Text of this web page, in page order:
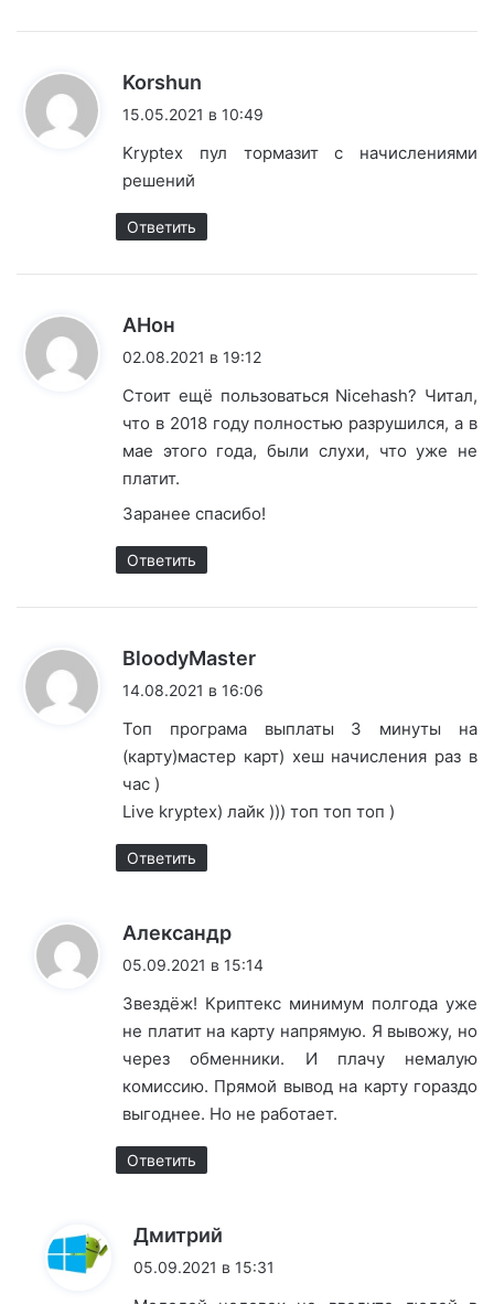
Korshun
15.05.2021 в 10:49
Kryptex пул тормазит с начислениями
решений
Ответить
АНон
02.08.2021 в 19:12
Стоит ещё пользоваться Nicehash? Читал,
что в 2018 году полностью разрушился, а в
мае этого года, были слухи, что уже не
платит.
Заранее спасибо!
Ответить
BloodyMaster
14.08.2021 в 16:06
Топ програма выплаты 3 минуты на
(карту)мастер карт) хеш начисления раз в
час )
Live kryptex) лайк ))) топ топ топ )
Ответить
Александр
05.09.2021 в 15:14
Звездёж! Криптекс минимум полгода уже
не платит на карту напрямую. Я вывожу, но
через обменники. И плачу немалую
комиссию. Прямой вывод на карту гораздо
выгоднее. Но не работает.
Ответить
Дмитрий
05.09.2021 в 15:31